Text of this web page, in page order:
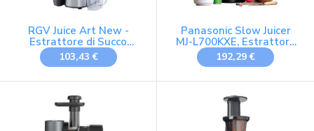
RGV Juice Art New -
Estrattore di Succo
400W, Spremitura Lenta
60 giri/min, Dotato di
103,43 €
Panasonic Slow Juicer
MJ-L700KXE, Estrattore
Elettrico, Spremitura di
Frutta e Verdura Intera,
e Pratico, Nero
192,29 €